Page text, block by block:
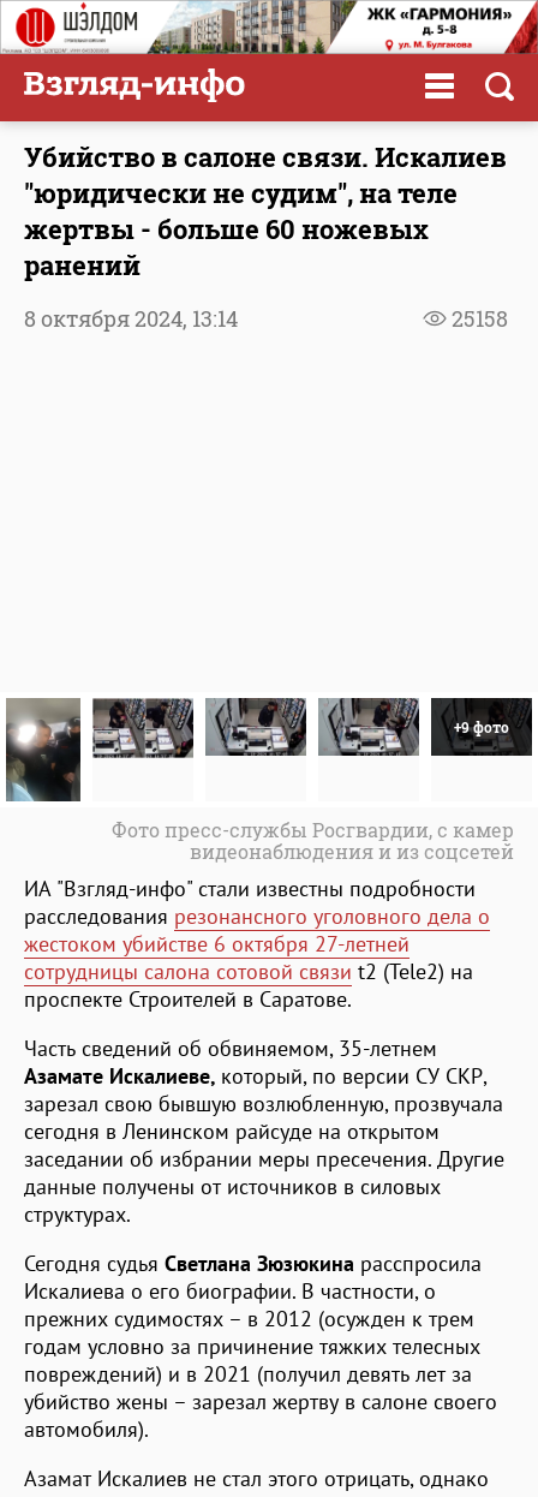
Убийство в салоне связи. Искалиев
"юридически не судим", на теле
жертвы - больше 60 ножевых
ранений
25158
8 октября 2024, 13:14
+9 фото
Фото пресс-службы Росгвардии, с камер
видеонаблюдения и из соцсетей
ИА "Взгляд-инфо" стали известны подробности
расследования резонансного уголовного дела о
жестоком убийстве 6 октября 27-летней
сотрудницы салона сотовой связи t2 (Tele2) на
проспекте Строителей в Саратове.
Часть сведений об обвиняемом, 35-летнем
Азамате Искалиеве, который, по версии СУ СКР,
зарезал свою бывшую возлюбленную, прозвучала
сегодня в Ленинском райсуде на открытом
заседании об избрании меры пресечения. Другие
данные получены от источников в силовых
структурах.
Сегодня судья Светлана Зюзюкина расспросила
Искалиева о его биографии. В частности, о
прежних судимостях – в 2012 (осужден к трем
годам условно за причинение тяжких телесных
повреждений) и в 2021 (получил девять лет за
убийство жены – зарезал жертву в салоне своего
автомобиля).
Азамат Искалиев не стал этого отрицать, однако